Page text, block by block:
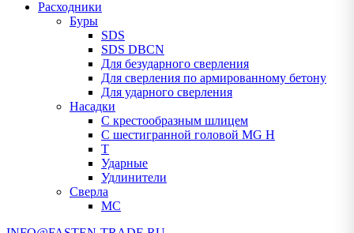
Расходники
Буры
SDS
SDS DBCN
Для безударного сверления
Для сверления по армированному бетону
Для ударного сверления
Насадки
С крестообразным шлицем
С шестигранной головой MG H
T
Ударные
Удлинители
Сверла
МС